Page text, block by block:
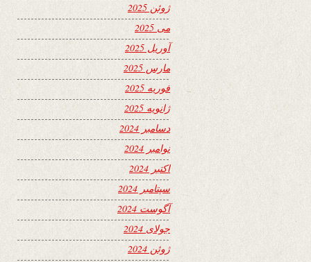
ژوئن 2025
می 2025
آوریل 2025
مارس 2025
فوریه 2025
ژانویه 2025
دسامبر 2024
نوامبر 2024
اکتبر 2024
سپتامبر 2024
آگوست 2024
جولای 2024
ژوئن 2024